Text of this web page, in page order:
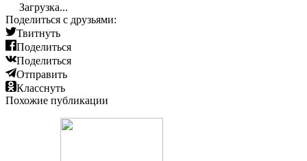
Загрузка...
Поделиться с друзьями:
Твитнуть
Поделиться
Поделиться
Отправить
Класснуть
Похожие публикации